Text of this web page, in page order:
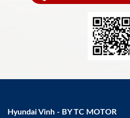
Hyundai Vinh - BY TC MOTOR